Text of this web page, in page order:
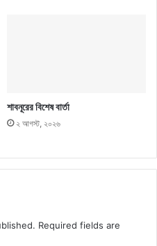
শাবনূরের বিশেষ বার্তা
২ আগস্ট, ২০২৬
Required fields are